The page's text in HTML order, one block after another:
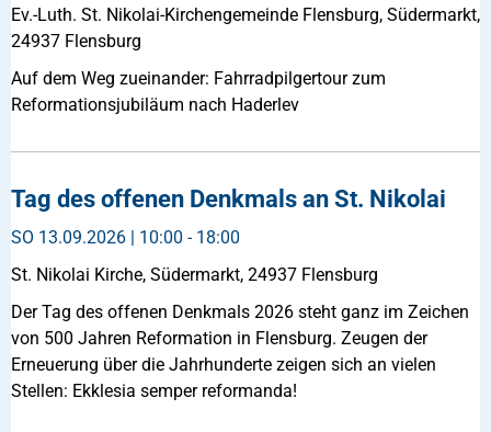
Ev.-Luth. St. Nikolai-Kirchengemeinde Flensburg, Südermarkt,
24937 Flensburg
Auf dem Weg zueinander: Fahrradpilgertour zum
Reformationsjubiläum nach Haderlev
Tag des offenen Denkmals an St. Nikolai
SO 13.09.2026 | 10:00 - 18:00
St. Nikolai Kirche, Südermarkt, 24937 Flensburg
Der Tag des offenen Denkmals 2026 steht ganz im Zeichen
von 500 Jahren Reformation in Flensburg. Zeugen der
Erneuerung über die Jahrhunderte zeigen sich an vielen
Stellen: Ekklesia semper reformanda!